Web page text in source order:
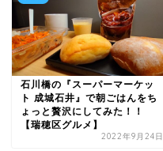
石川橋の『スーパーマーケッ
ト 成城石井』で朝ごはんをち
ょっと贅沢にしてみた！！
【瑞穂区グルメ】
2022年9月24日